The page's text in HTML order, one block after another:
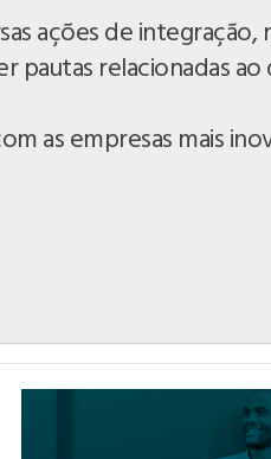
ações de
pautas relacionadas
as empresas mais